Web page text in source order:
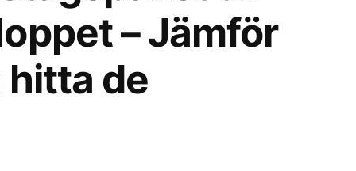
– Jämför
de